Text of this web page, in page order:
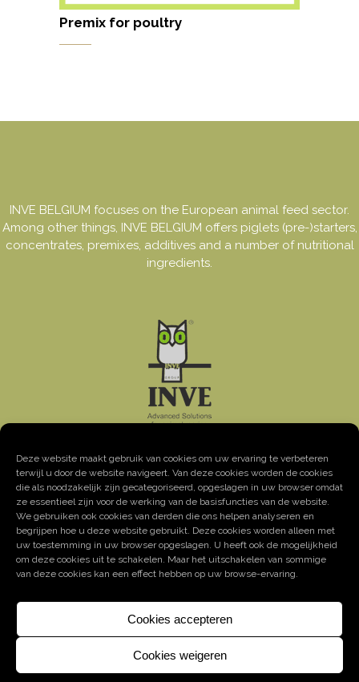
Deze website maakt gebruik van cookies om uw ervaring te verbeteren
terwijl u door de website navigeert. Van deze cookies worden de cookies
die als noodzakelijk zijn gecategoriseerd, opgeslagen in uw browser omdat
ze essentieel zijn voor de werking van de basisfuncties van de website.
We gebruiken ook cookies van derden die ons helpen analyseren en
begrijpen hoe u deze website gebruikt. Deze cookies worden alleen met
uw toestemming in uw browser opgeslagen. U heeft ook de mogelijkheid
om deze cookies uit te schakelen. Maar het uitschakelen van sommige
van deze cookies kan een effect hebben op uw browse-ervaring.
Cookies accepteren
Cookies weigeren
Premix for poultry
INVE BELGIUM focuses on the European animal feed sector.
Among other things, INVE BELGIUM offers piglets (pre-)starters,
concentrates, premixes, additives and a number of nutritional
ingredients.
CONTACT DETAILS
Address: Oeverstraat 7 – 9200 Baasrode
Tel: +32 52 33 13 20
Fax: +32 52 33 79 86
Email:info@invebelgie.be